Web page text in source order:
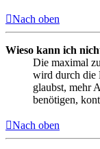
Nach oben
Wieso kann ich
Die maximal
wird durch die
glaubst, mehr
benötigen,
Nach oben